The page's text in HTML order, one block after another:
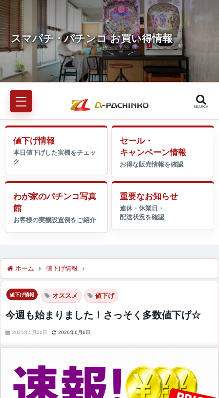
SEARCH
値下げ情報
セール・
キャンペーン情報
わが家のパチンコ写真
館
重要なお知らせ
ホーム 値下げ情報
値下げ情報 オススメ 値下げ
今週も始まりました！さっそく多数値下げ☆
2025年5月26日 2026年6月6日